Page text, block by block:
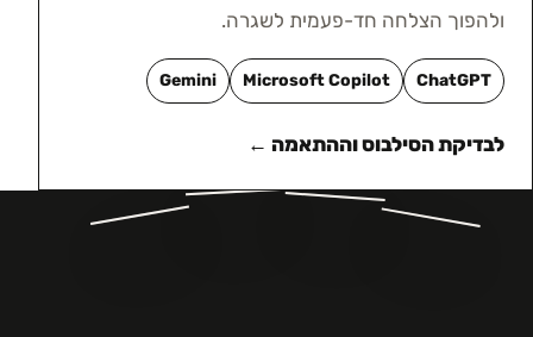
ולהפוך הצלחה חד-פעמית לשגרה.
ChatGPT
Microsoft Copilot
Gemini
לבדיקת הסילבוס וההתאמה ←